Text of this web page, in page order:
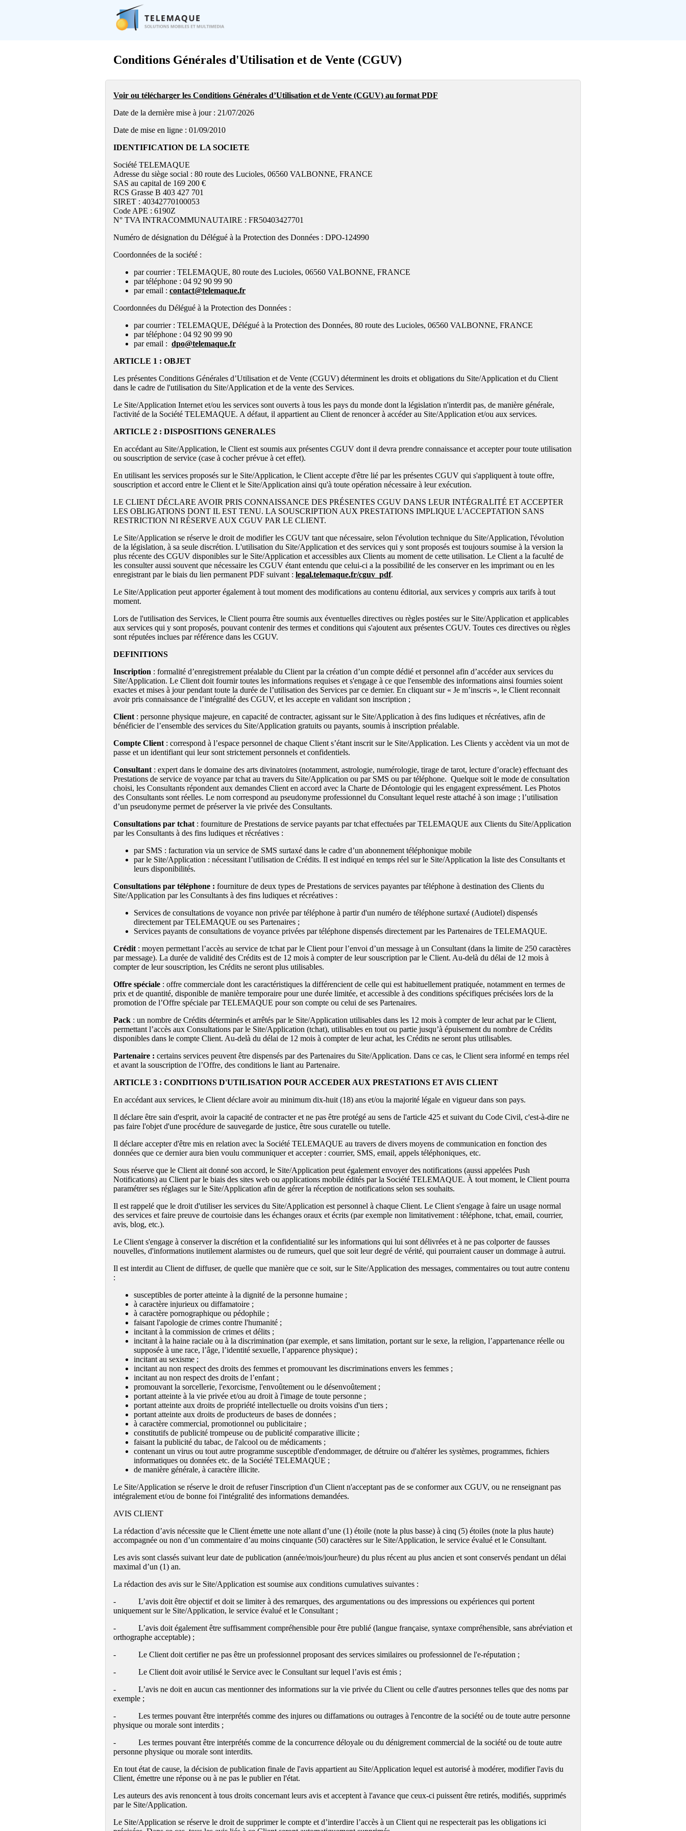
Conditions Générales d'Utilisation et de Vente (CGUV)
Voir ou télécharger les Conditions Générales d’Utilisation et de Vente (CGUV) au format PDF
Date de la dernière mise à jour : 21/07/2026
Date de mise en ligne : 01/09/2010
IDENTIFICATION DE LA SOCIETE
Société TELEMAQUE
Adresse du siège social : 80 route des Lucioles, 06560 VALBONNE, FRANCE
SAS au capital de 169 200 €
RCS Grasse B 403 427 701
SIRET : 40342770100053
Code APE : 6190Z
N° TVA INTRACOMMUNAUTAIRE : FR50403427701
Numéro de désignation du Délégué à la Protection des Données : DPO-124990
Coordonnées de la société :
par courrier : TELEMAQUE, 80 route des Lucioles, 06560 VALBONNE, FRANCE
par téléphone : 04 92 90 99 90
par email : contact@telemaque.fr
Coordonnées du Délégué à la Protection des Données :
par courrier : TELEMAQUE, Délégué à la Protection des Données, 80 route des Lucioles, 06560 VALBONNE, FRANCE
par téléphone : 04 92 90 99 90
par email : dpo@telemaque.fr
ARTICLE 1 : OBJET
Les présentes Conditions Générales d’Utilisation et de Vente (CGUV) déterminent les droits et obligations du Site/Application et du Client
dans le cadre de l'utilisation du Site/Application et de la vente des Services.
Le Site/Application Internet et/ou les services sont ouverts à tous les pays du monde dont la législation n'interdit pas, de manière générale,
l'activité de la Société TELEMAQUE. A défaut, il appartient au Client de renoncer à accéder au Site/Application et/ou aux services.
ARTICLE 2 : DISPOSITIONS GENERALES
En accédant au Site/Application, le Client est soumis aux présentes CGUV dont il devra prendre connaissance et accepter pour toute utilisation
ou souscription de service (case à cocher prévue à cet effet).
En utilisant les services proposés sur le Site/Application, le Client accepte d'être lié par les présentes CGUV qui s'appliquent à toute offre,
souscription et accord entre le Client et le Site/Application ainsi qu'à toute opération nécessaire à leur exécution.
LE CLIENT DÉCLARE AVOIR PRIS CONNAISSANCE DES PRÉSENTES CGUV DANS LEUR INTÉGRALITÉ ET ACCEPTER
LES OBLIGATIONS DONT IL EST TENU. LA SOUSCRIPTION AUX PRESTATIONS IMPLIQUE L'ACCEPTATION SANS
RESTRICTION NI RÉSERVE AUX CGUV PAR LE CLIENT.
Le Site/Application se réserve le droit de modifier les CGUV tant que nécessaire, selon l'évolution technique du Site/Application, l'évolution
de la législation, à sa seule discrétion. L'utilisation du Site/Application et des services qui y sont proposés est toujours soumise à la version la
plus récente des CGUV disponibles sur le Site/Application et accessibles aux Clients au moment de cette utilisation. Le Client a la faculté de
les consulter aussi souvent que nécessaire les CGUV étant entendu que celui-ci a la possibilité de les conserver en les imprimant ou en les
enregistrant par le biais du lien permanent PDF suivant : legal.telemaque.fr/cguv_pdf.
Le Site/Application peut apporter également à tout moment des modifications au contenu éditorial, aux services y compris aux tarifs à tout
moment.
Lors de l'utilisation des Services, le Client pourra être soumis aux éventuelles directives ou règles postées sur le Site/Application et applicables
aux services qui y sont proposés, pouvant contenir des termes et conditions qui s'ajoutent aux présentes CGUV. Toutes ces directives ou règles
sont réputées inclues par référence dans les CGUV.
DEFINITIONS
Inscription : formalité d’enregistrement préalable du Client par la création d’un compte dédié et personnel afin d’accéder aux services du
Site/Application. Le Client doit fournir toutes les informations requises et s'engage à ce que l'ensemble des informations ainsi fournies soient
exactes et mises à jour pendant toute la durée de l’utilisation des Services par ce dernier. En cliquant sur « Je m’inscris », le Client reconnait
avoir pris connaissance de l’intégralité des CGUV, et les accepte en validant son inscription ;
Client : personne physique majeure, en capacité de contracter, agissant sur le Site/Application à des fins ludiques et récréatives, afin de
bénéficier de l’ensemble des services du Site/Application gratuits ou payants, soumis à inscription préalable.
Compte Client : correspond à l’espace personnel de chaque Client s’étant inscrit sur le Site/Application. Les Clients y accèdent via un mot de
passe et un identifiant qui leur sont strictement personnels et confidentiels.
Consultant : expert dans le domaine des arts divinatoires (notamment, astrologie, numérologie, tirage de tarot, lecture d’oracle) effectuant des
Prestations de service de voyance par tchat au travers du Site/Application ou par SMS ou par téléphone. Quelque soit le mode de consultation
choisi, les Consultants répondent aux demandes Client en accord avec la Charte de Déontologie qui les engagent expressément. Les Photos
des Consultants sont réelles. Le nom correspond au pseudonyme professionnel du Consultant lequel reste attaché à son image ; l’utilisation
d’un pseudonyme permet de préserver la vie privée des Consultants.
Consultations par tchat : fourniture de Prestations de service payants par tchat effectuées par TELEMAQUE aux Clients du Site/Application
par les Consultants à des fins ludiques et récréatives :
par SMS : facturation via un service de SMS surtaxé dans le cadre d’un abonnement téléphonique mobile
par le Site/Application : nécessitant l’utilisation de Crédits. Il est indiqué en temps réel sur le Site/Application la liste des Consultants et
leurs disponibilités.
Consultations par téléphone : fourniture de deux types de Prestations de services payantes par téléphone à destination des Clients du
Site/Application par les Consultants à des fins ludiques et récréatives :
Services de consultations de voyance non privée par téléphone à partir d'un numéro de téléphone surtaxé (Audiotel) dispensés
directement par TELEMAQUE ou ses Partenaires ;
Services payants de consultations de voyance privées par téléphone dispensés directement par les Partenaires de TELEMAQUE.
Crédit : moyen permettant l’accès au service de tchat par le Client pour l’envoi d’un message à un Consultant (dans la limite de 250 caractères
par message). La durée de validité des Crédits est de 12 mois à compter de leur souscription par le Client. Au-delà du délai de 12 mois à
compter de leur souscription, les Crédits ne seront plus utilisables.
Offre spéciale : offre commerciale dont les caractéristiques la différencient de celle qui est habituellement pratiquée, notamment en termes de
prix et de quantité, disponible de manière temporaire pour une durée limitée, et accessible à des conditions spécifiques précisées lors de la
promotion de l’Offre spéciale par TELEMAQUE pour son compte ou celui de ses Partenaires.
Pack : un nombre de Crédits déterminés et arrêtés par le Site/Application utilisables dans les 12 mois à compter de leur achat par le Client,
permettant l’accès aux Consultations par le Site/Application (tchat), utilisables en tout ou partie jusqu’à épuisement du nombre de Crédits
disponibles dans le compte Client. Au-delà du délai de 12 mois à compter de leur achat, les Crédits ne seront plus utilisables.
Partenaire : certains services peuvent être dispensés par des Partenaires du Site/Application. Dans ce cas, le Client sera informé en temps réel
et avant la souscription de l’Offre, des conditions le liant au Partenaire.
ARTICLE 3 : CONDITIONS D'UTILISATION POUR ACCEDER AUX PRESTATIONS ET AVIS CLIENT
En accédant aux services, le Client déclare avoir au minimum dix-huit (18) ans et/ou la majorité légale en vigueur dans son pays.
Il déclare être sain d'esprit, avoir la capacité de contracter et ne pas être protégé au sens de l'article 425 et suivant du Code Civil, c'est-à-dire ne
pas faire l'objet d'une procédure de sauvegarde de justice, être sous curatelle ou tutelle.
Il déclare accepter d'être mis en relation avec la Société TELEMAQUE au travers de divers moyens de communication en fonction des
données que ce dernier aura bien voulu communiquer et accepter : courrier, SMS, email, appels téléphoniques, etc.
Sous réserve que le Client ait donné son accord, le Site/Application peut également envoyer des notifications (aussi appelées Push
Notifications) au Client par le biais des sites web ou applications mobile édités par la Société TELEMAQUE. À tout moment, le Client pourra
paramétrer ses réglages sur le Site/Application afin de gérer la réception de notifications selon ses souhaits.
Il est rappelé que le droit d'utiliser les services du Site/Application est personnel à chaque Client. Le Client s'engage à faire un usage normal
des services et faire preuve de courtoisie dans les échanges oraux et écrits (par exemple non limitativement : téléphone, tchat, email, courrier,
avis, blog, etc.).
Le Client s'engage à conserver la discrétion et la confidentialité sur les informations qui lui sont délivrées et à ne pas colporter de fausses
nouvelles, d'informations inutilement alarmistes ou de rumeurs, quel que soit leur degré de vérité, qui pourraient causer un dommage à autrui.
Il est interdit au Client de diffuser, de quelle que manière que ce soit, sur le Site/Application des messages, commentaires ou tout autre contenu
:
susceptibles de porter atteinte à la dignité de la personne humaine ;
à caractère injurieux ou diffamatoire ;
à caractère pornographique ou pédophile ;
faisant l'apologie de crimes contre l'humanité ;
incitant à la commission de crimes et délits ;
incitant à la haine raciale ou à la discrimination (par exemple, et sans limitation, portant sur le sexe, la religion, l’appartenance réelle ou
supposée à une race, l’âge, l’identité sexuelle, l’apparence physique) ;
incitant au sexisme ;
incitant au non respect des droits des femmes et promouvant les discriminations envers les femmes ;
incitant au non respect des droits de l’enfant ;
promouvant la sorcellerie, l'exorcisme, l'envoûtement ou le désenvoûtement ;
portant atteinte à la vie privée et/ou au droit à l'image de toute personne ;
portant atteinte aux droits de propriété intellectuelle ou droits voisins d'un tiers ;
portant atteinte aux droits de producteurs de bases de données ;
à caractère commercial, promotionnel ou publicitaire ;
constitutifs de publicité trompeuse ou de publicité comparative illicite ;
faisant la publicité du tabac, de l'alcool ou de médicaments ;
contenant un virus ou tout autre programme susceptible d'endommager, de détruire ou d'altérer les systèmes, programmes, fichiers
informatiques ou données etc. de la Société TELEMAQUE ;
de manière générale, à caractère illicite.
Le Site/Application se réserve le droit de refuser l'inscription d'un Client n'acceptant pas de se conformer aux CGUV, ou ne renseignant pas
intégralement et/ou de bonne foi l'intégralité des informations demandées.
AVIS CLIENT
La rédaction d’avis nécessite que le Client émette une note allant d’une (1) étoile (note la plus basse) à cinq (5) étoiles (note la plus haute)
accompagnée ou non d’un commentaire d’au moins cinquante (50) caractères sur le Site/Application, le service évalué et le Consultant.
Les avis sont classés suivant leur date de publication (année/mois/jour/heure) du plus récent au plus ancien et sont conservés pendant un délai
maximal d’un (1) an.
La rédaction des avis sur le Site/Application est soumise aux conditions cumulatives suivantes :
- L’avis doit être objectif et doit se limiter à des remarques, des argumentations ou des impressions ou expériences qui portent
uniquement sur le Site/Application, le service évalué et le Consultant ;
- L’avis doit également être suffisamment compréhensible pour être publié (langue française, syntaxe compréhensible, sans abréviation et
orthographe acceptable) ;
- Le Client doit certifier ne pas être un professionnel proposant des services similaires ou professionnel de l'e-réputation ;
- Le Client doit avoir utilisé le Service avec le Consultant sur lequel l’avis est émis ;
- L’avis ne doit en aucun cas mentionner des informations sur la vie privée du Client ou celle d'autres personnes telles que des noms par
exemple ;
- Les termes pouvant être interprétés comme des injures ou diffamations ou outrages à l'encontre de la société ou de toute autre personne
physique ou morale sont interdits ;
- Les termes pouvant être interprétés comme de la concurrence déloyale ou du dénigrement commercial de la société ou de toute autre
personne physique ou morale sont interdits.
En tout état de cause, la décision de publication finale de l'avis appartient au Site/Application lequel est autorisé à modérer, modifier l'avis du
Client, émettre une réponse ou à ne pas le publier en l'état.
Les auteurs des avis renoncent à tous droits concernant leurs avis et acceptent à l'avance que ceux-ci puissent être retirés, modifiés, supprimés
par le Site/Application.
Le Site/Application se réserve le droit de supprimer le compte et d’interdire l’accès à un Client qui ne respecterait pas les obligations ici